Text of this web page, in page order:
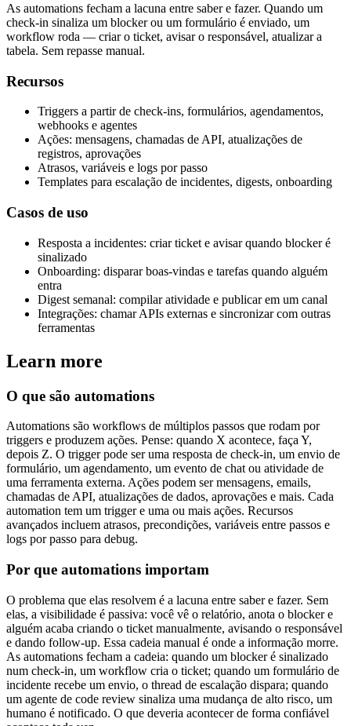
As automations fecham a lacuna entre saber e fazer. Quando um
check-in sinaliza um blocker ou um formulário é enviado, um
workflow roda — criar o ticket, avisar o responsável, atualizar a
tabela. Sem repasse manual.
Recursos
Triggers a partir de check-ins, formulários, agendamentos,
webhooks e agentes
Ações: mensagens, chamadas de API, atualizações de
registros, aprovações
Atrasos, variáveis e logs por passo
Templates para escalação de incidentes, digests, onboarding
Casos de uso
Resposta a incidentes: criar ticket e avisar quando blocker é
sinalizado
Onboarding: disparar boas-vindas e tarefas quando alguém
entra
Digest semanal: compilar atividade e publicar em um canal
Integrações: chamar APIs externas e sincronizar com outras
ferramentas
Learn more
O que são automations
Automations são workflows de múltiplos passos que rodam por
triggers e produzem ações. Pense: quando X acontece, faça Y,
depois Z. O trigger pode ser uma resposta de check-in, um envio de
formulário, um agendamento, um evento de chat ou atividade de
uma ferramenta externa. Ações podem ser mensagens, emails,
chamadas de API, atualizações de dados, aprovações e mais. Cada
automation tem um trigger e uma ou mais ações. Recursos
avançados incluem atrasos, precondições, variáveis entre passos e
logs por passo para debug.
Por que automations importam
O problema que elas resolvem é a lacuna entre saber e fazer. Sem
elas, a visibilidade é passiva: você vê o relatório, anota o blocker e
alguém acaba criando o ticket manualmente, avisando o responsável
e dando follow-up. Essa cadeia manual é onde a informação morre.
As automations fecham a cadeia: quando um blocker é sinalizado
num check-in, um workflow cria o ticket; quando um formulário de
incidente recebe um envio, o thread de escalação dispara; quando
um agente de code review sinaliza uma mudança de alto risco, um
humano é notificado. O que deveria acontecer de forma confiável